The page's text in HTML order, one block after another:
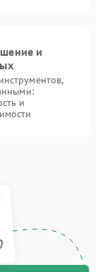
и
и